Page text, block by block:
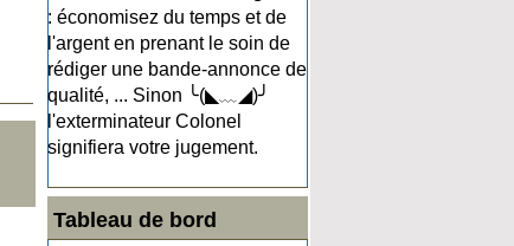
: économisez du temps et de
l'argent en prenant le soin de
rédiger une bande-annonce de
qualité, ... Sinon ╰(◣﹏◢)╯
l'exterminateur Colonel
signifiera votre jugement.
Tableau de bord